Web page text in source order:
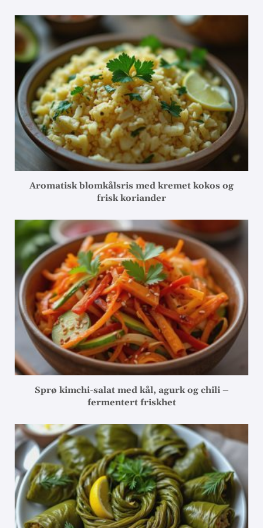
Aromatisk blomkålsris med kremet kokos og
frisk koriander
Sprø kimchi-salat med kål, agurk og chili –
fermentert friskhet